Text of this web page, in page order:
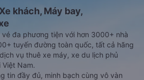
khách, Máy bay,
đa phương tiện với hơn 3000+ nhà
tuyến đường toàn quốc, tất cả hãng
vụ thuê xe máy, xe du lịch phủ
Nam.
tin đầy đủ, minh bạch cùng vô vàn